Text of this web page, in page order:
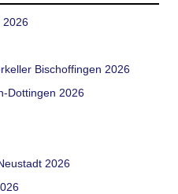
2026
Bischoffingen 2026
Dottingen 2026
2026